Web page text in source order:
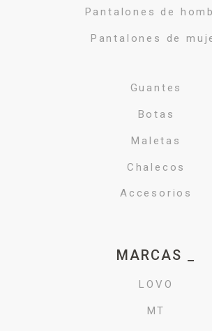
Pantalones de
Pantalones de
Guantes
Botas
Maletas
Chalecos
Accesorios
MARCAS _
LOVO
MT